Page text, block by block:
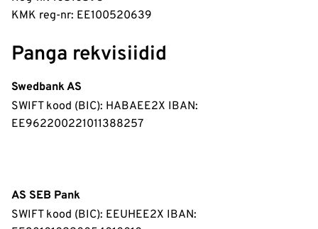
KMK reg-nr: EE100520639
Panga rekvisiidid
Swedbank AS
SWIFT kood (BIC): HABAEE2X IBAN:
EE962200221011388257
AS SEB Pank
SWIFT kood (BIC): EEUHEE2X IBAN: